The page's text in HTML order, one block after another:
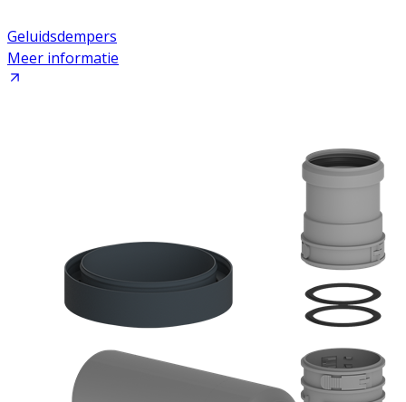
Geluidsdempers
Meer informatie